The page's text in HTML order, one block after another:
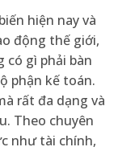
hiện nay và
động thế giới,
có gì phải bàn
phận kế toán.
rất đa dạng và
Theo chuyên
như tài chính,